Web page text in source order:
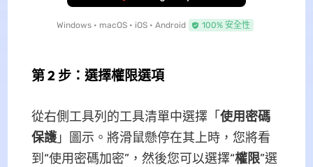
Windows • macOS • iOS • Android 100% 安全性
第 2 步：選擇權限選項
從右側工具列的工具清單中選擇「使用密碼
保護」圖示。將滑鼠懸停在其上時，您將看
到“使用密碼加密”，然後您可以選擇“權限”選